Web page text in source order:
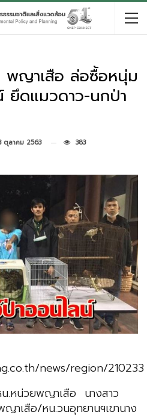
พญาเสือ ล่อซื้อหนุ่ม
ยึดแมวดาว-นกป่า
ตุลาคม 2563 383
news/region/210233
.หน่วยพญาเสือ นางสาว
าเสือ/หน.วนอุทยานฯเขานาง